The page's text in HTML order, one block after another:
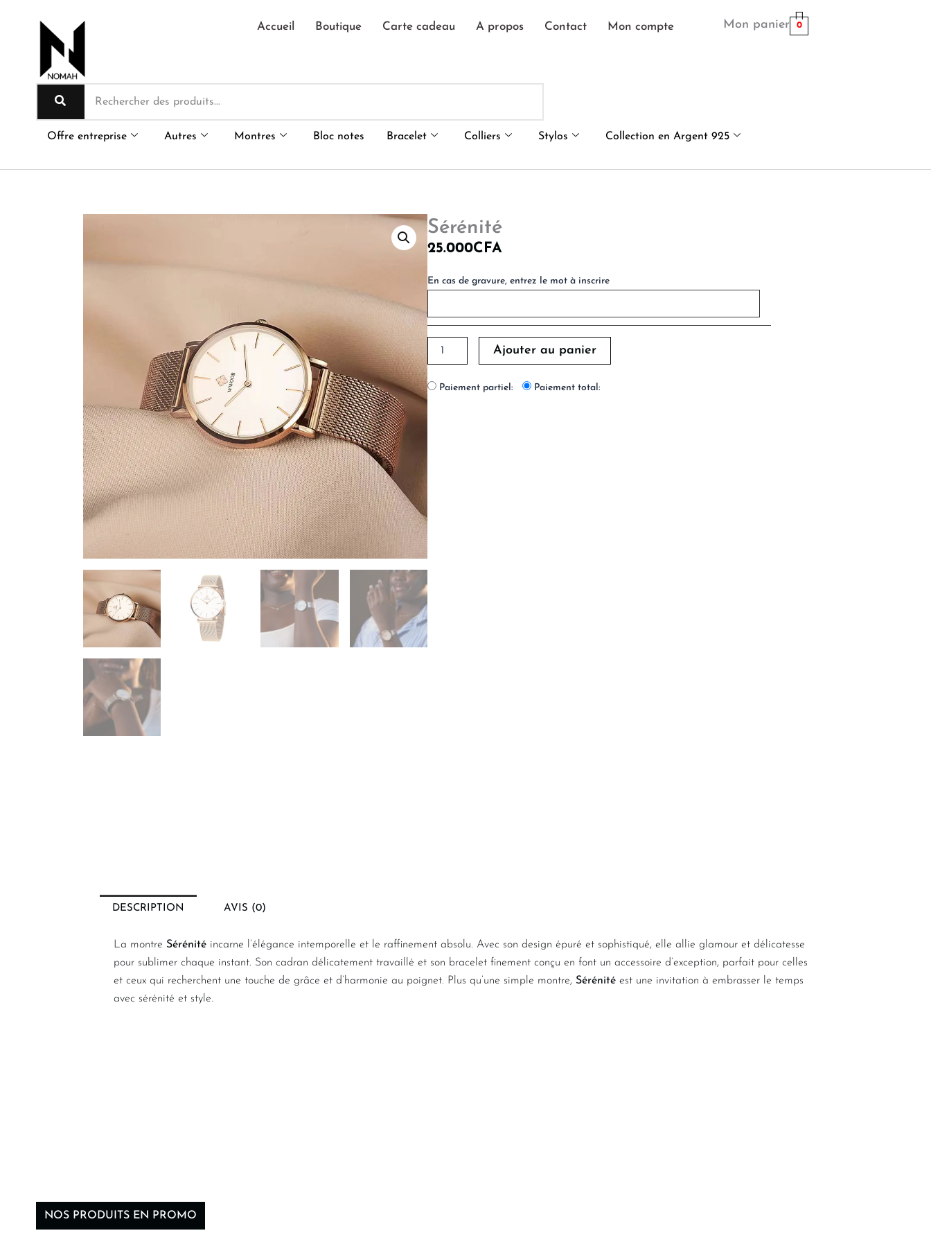
Accueil Boutique Carte cadeau A propos Contact Mon compte Mon panier 0
Offre entreprise Autres Montres Bloc notes Bracelet Colliers Stylos Collection en Argent 925
Sérénité
25.000CFA
En cas de gravure, entrez le mot à inscrire
de
Ajouter au panier
Paiement partiel: Paiement total:
DESCRIPTION AVIS (0)
La montre Sérénité incarne l’élégance intemporelle et le raffinement absolu. Avec son design épuré et sophistiqué, elle allie glamour et délicatesse
pour sublimer chaque instant. Son cadran délicatement travaillé et son bracelet finement conçu en font un accessoire d’exception, parfait pour celles
et ceux qui recherchent une touche de grâce et d’harmonie au poignet. Plus qu’une simple montre, Sérénité est une invitation à embrasser le temps
avec sérénité et style.
NOS PRODUITS EN PROMO